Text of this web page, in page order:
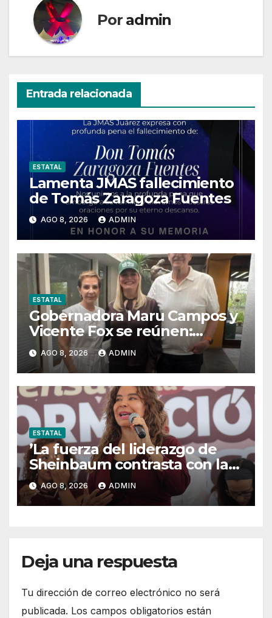
Por admin
Entrada relacionada
ESTATAL
Lamenta JMAS fallecimiento
de Tomás Zaragoza Fuentes
AGO 8, 2026 ADMIN
ESTATAL
Gobernadora Maru Campos y
Vicente Fox se reúnen:
llaman a recuperar
instituciones y fortalecer el
Estado de Derecho
AGO 8, 2026 ADMIN
ESTATAL
’La fuerza del liderazgo de
Sheinbaum contrasta con la
postura de Maru Campos’:
María Antonieta
AGO 8, 2026 ADMIN
Deja una respuesta
Tu dirección de correo electrónico no será
publicada. Los campos obligatorios están